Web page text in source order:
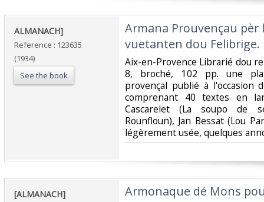
‎ALMANACH]‎
Reference : 123635
(1934)
See the book
‎Armana Prouvençau pèr
vuetanten dou Felibrige.‎
‎Aix-en-Provence Librarié dou
8, broché, 102 pp. une
provençal publié à l'occasion
comprenant 40 textes en
Cascarelet (La soupo de
Rounfloun), Jan Bessat (Lou
légèrement usée, quelques
‎[ALMANACH]‎ ‎Armonaque dé Mons